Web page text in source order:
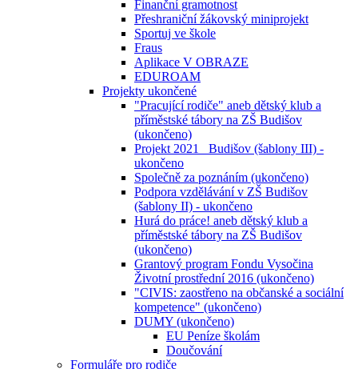
Finanční gramotnost
Přeshraniční žákovský miniprojekt
Sportuj ve škole
Fraus
Aplikace V OBRAZE
EDUROAM
Projekty ukončené
"Pracující rodiče" aneb dětský klub a
příměstské tábory na ZŠ Budišov
(ukončeno)
Projekt 2021_ Budišov (šablony III) -
ukončeno
Společně za poznáním (ukončeno)
Podpora vzdělávání v ZŠ Budišov
(šablony II) - ukončeno
Hurá do práce! aneb dětský klub a
příměstské tábory na ZŠ Budišov
(ukončeno)
Grantový program Fondu Vysočina
Životní prostřední 2016 (ukončeno)
"CIVIS: zaostřeno na občanské a sociální
kompetence" (ukončeno)
DUMY (ukončeno)
EU Peníze školám
Doučování
Formuláře pro rodiče